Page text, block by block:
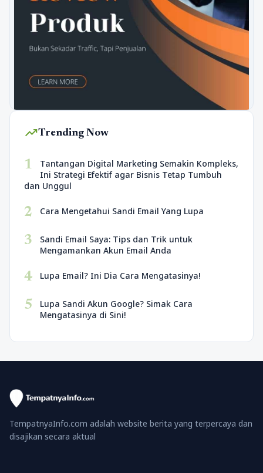
trending_upTrending Now
1
Tantangan Digital Marketing Semakin Kompleks,
Ini Strategi Efektif agar Bisnis Tetap Tumbuh
dan Unggul
2 Cara Mengetahui Sandi Email Yang Lupa
3
Sandi Email Saya: Tips dan Trik untuk
Mengamankan Akun Email Anda
4 Lupa Email? Ini Dia Cara Mengatasinya!
5
Lupa Sandi Akun Google? Simak Cara
Mengatasinya di Sini!
TempatnyaInfo.com adalah website berita yang terpercaya dan
disajikan secara aktual